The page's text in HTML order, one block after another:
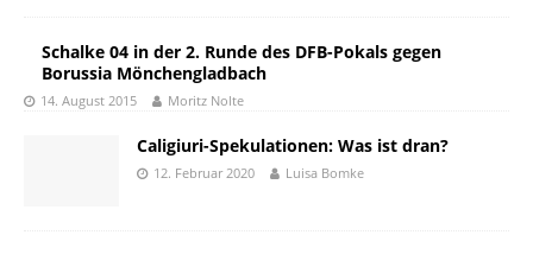
Schalke 04 in der 2. Runde des DFB-Pokals gegen
Borussia Mönchengladbach
14. August 2015 Moritz Nolte
Caligiuri-Spekulationen: Was ist dran?
12. Februar 2020 Luisa Bomke